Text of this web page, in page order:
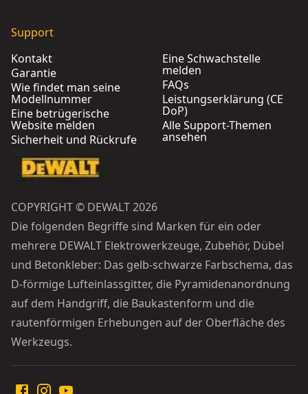
Support
Kontakt
Garantie
Wie findet man seine
Modellnummer
Eine betrügerische
Website melden
Sicherheit und Rückrufe
Eine Schwachstelle
melden
FAQs
Leistungserklärung (CE
DoP)
Alle Support-Themen
ansehen
COPYRIGHT © DEWALT 2026
Die folgenden Begriffe sind Marken für ein oder
mehrere DEWALT Elektrowerkzeuge, Zubehör, Dübel
und Betonkleber: Das gelb-schwarze Farbschema, das
D-förmige Lufteinlassgitter, die Pyramidenanordnung
auf dem Handgriff, die Baukastenform und die
rautenförmigen Erhebungen auf der Oberfläche des
Werkzeugs.